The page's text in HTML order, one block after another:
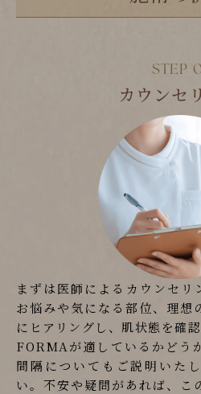
カウンセ
まずは医師によるカウンセリ
お悩みや気になる部位、理想
にヒアリングし、肌状態を確認
FORMAが適しているかどう
間隔についてもご説明いた
い。不安や疑問があれば、こ